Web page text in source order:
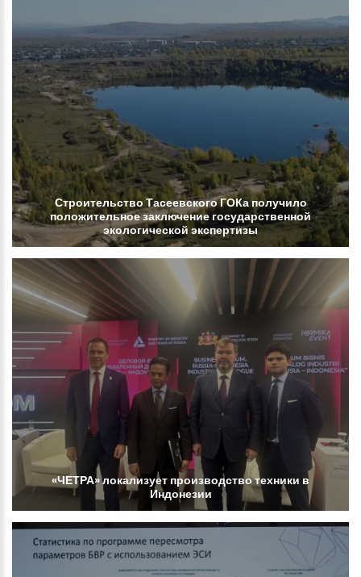
СтроительствоТасеевскогоГОКаполучило
положительноезаключениегосударственной
экологической экспертизы
«ЧЕТРА»локализует производствотехники в
Индонезии